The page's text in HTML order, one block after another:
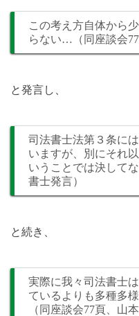
この考え方自体から
らない…（同座談会
と発言し、
司法書士法第３条に
いますが、別にそれ
いうことでは決して
書士発言）
と続き、
実際に我々司法書士
ているよりも多種多
（同座談会77頁、山